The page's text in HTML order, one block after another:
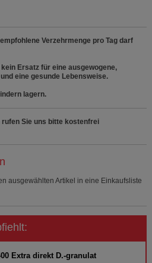
Verzehrmenge pro Tag darf
Ersatz für eine ausgewogene,
eine gesunde Lebensweise.
lagern.
Sie uns bitte kostenfrei
ausgewählten Artikel in eine Einkaufsliste
Extra direkt D.-granulat